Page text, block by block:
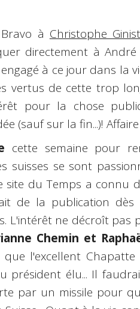
Bravo à Christophe
directement à
à ce jour dans la
vertus de cette trop
pour la chose
(sauf sur la fin...)!
cette semaine pour
suisses se sont
site du Temps a connu
de la publication dès
L'intérêt ne décroît pas
Chemin et
l'excellent Chapatte
président élu... Il
par un missile pour